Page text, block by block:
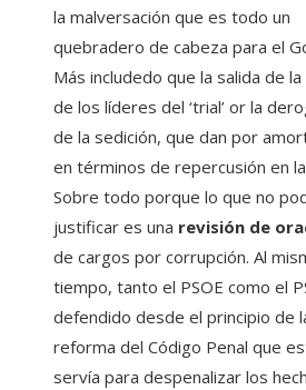
la malversación que es todo un
quebradero de cabeza para el
Más includedo que la salida de la
de los líderes del ‘trial’ or la
de la sedición, que dan por
en términos de repercusión en
Sobre todo porque lo que no
justificar es una revisión de
de cargos por corrupción. Al
tiempo, tanto el PSOE como el
defendido desde el principio de
reforma del Código Penal que
servía para despenalizar los